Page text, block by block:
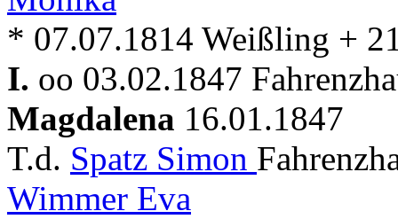
* 07.07.1814 Weißling +
I. oo 03.02.1847
Magdalena 16.01.1847
T.d. Spatz Simon
Wimmer Eva